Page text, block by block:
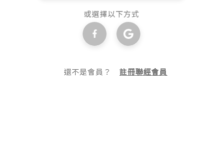
或選擇以下方式
還不是會員？註冊聯經會員